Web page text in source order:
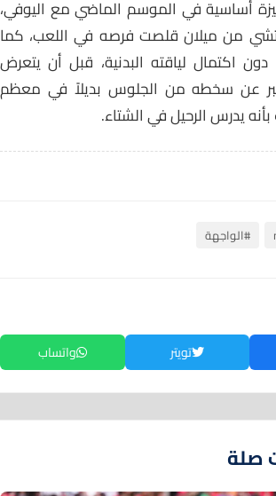
أساسية في الموسم الماضي مع اليوفي،
من ميلان قلصت فرصه في اللعب، كما
اكتمال لياقته البدنية، قبل أن يتعرض
عن سخطه من الجلوس بديلاً في معظم
يدرس الرحيل في الشتاء.
#الواجهة
تويتر واتساب